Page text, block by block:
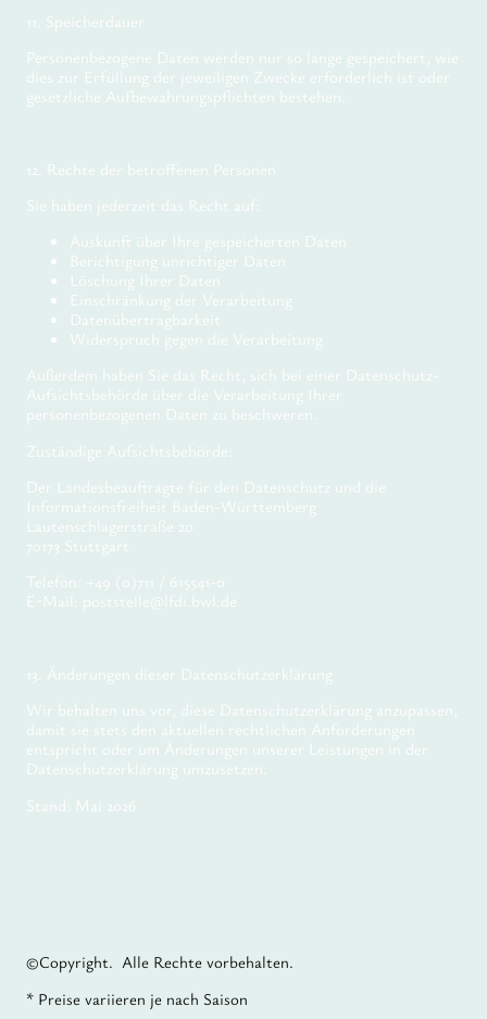
11. Speicherdauer
Personenbezogene Daten werden nur so lange gespeichert, wie
dies zur Erfüllung der jeweiligen Zwecke erforderlich ist oder
gesetzliche Aufbewahrungspflichten bestehen.
12. Rechte der betroffenen Personen
Sie haben jederzeit das Recht auf:
Auskunft über Ihre gespeicherten Daten
Berichtigung unrichtiger Daten
Löschung Ihrer Daten
Einschränkung der Verarbeitung
Datenübertragbarkeit
Widerspruch gegen die Verarbeitung
Außerdem haben Sie das Recht, sich bei einer Datenschutz-
Aufsichtsbehörde über die Verarbeitung Ihrer
personenbezogenen Daten zu beschweren.
Zuständige Aufsichtsbehörde:
Der Landesbeauftragte für den Datenschutz und die
Informationsfreiheit Baden-Württemberg
Lautenschlagerstraße 20
70173 Stuttgart
Telefon: +49 (0)711 / 615541-0
E-Mail: poststelle@lfdi.bwl.de
13. Änderungen dieser Datenschutzerklärung
Wir behalten uns vor, diese Datenschutzerklärung anzupassen,
damit sie stets den aktuellen rechtlichen Anforderungen
entspricht oder um Änderungen unserer Leistungen in der
Datenschutzerklärung umzusetzen.
Stand: Mai 2026
©Copyright. Alle Rechte vorbehalten.
* Preise variieren je nach Saison